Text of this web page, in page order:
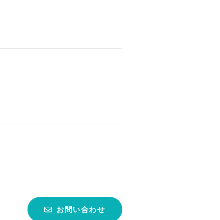
お問い合わせ